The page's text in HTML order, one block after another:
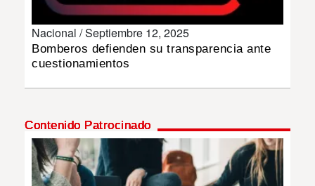
DEPORTES
MULTIMEDIA
Nacional /Septiembre 12, 2025
Bomberos defienden su transparencia ante
cuestionamientos
Contenido Patrocinado